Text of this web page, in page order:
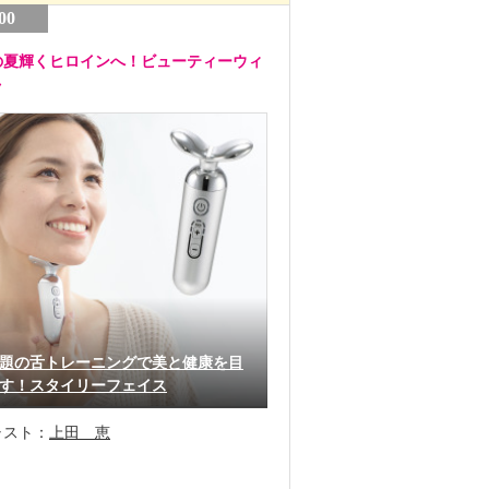
夏輝くヒロインへ！ビューティーウィ
の舌トレーニングで美と健康を目
！スタイリーフェイス
ト： 上田 恵